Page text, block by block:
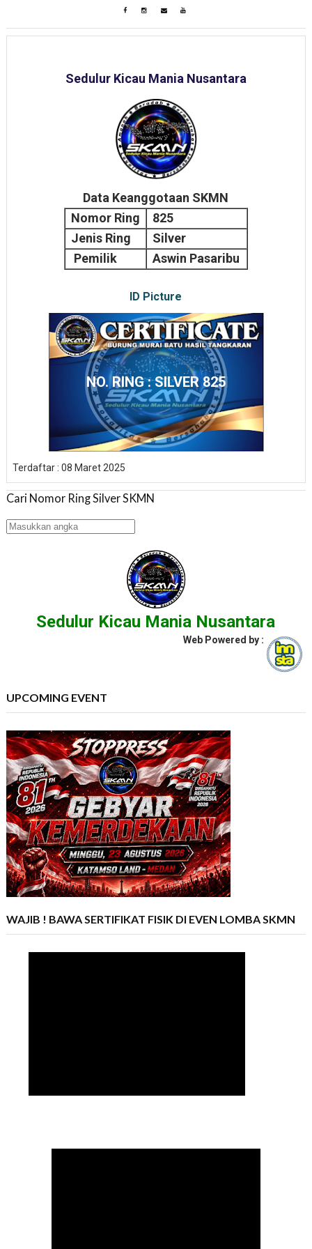
Sedulur Kicau Mania Nusantara
Data Keanggotaan SKMN
Nomor Ring
825
Jenis Ring
Silver
Pemilik
Aswin Pasaribu
ID Picture
NO. RING : SILVER 825
Terdaftar : 08 Maret 2025
Cari Nomor Ring Silver SKMN
Sedulur Kicau Mania Nusantara
Web Powered by :
UPCOMING EVENT
WAJIB ! BAWA SERTIFIKAT FISIK DI EVEN LOMBA SKMN